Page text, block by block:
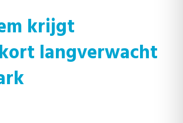
krijgt
langverwacht